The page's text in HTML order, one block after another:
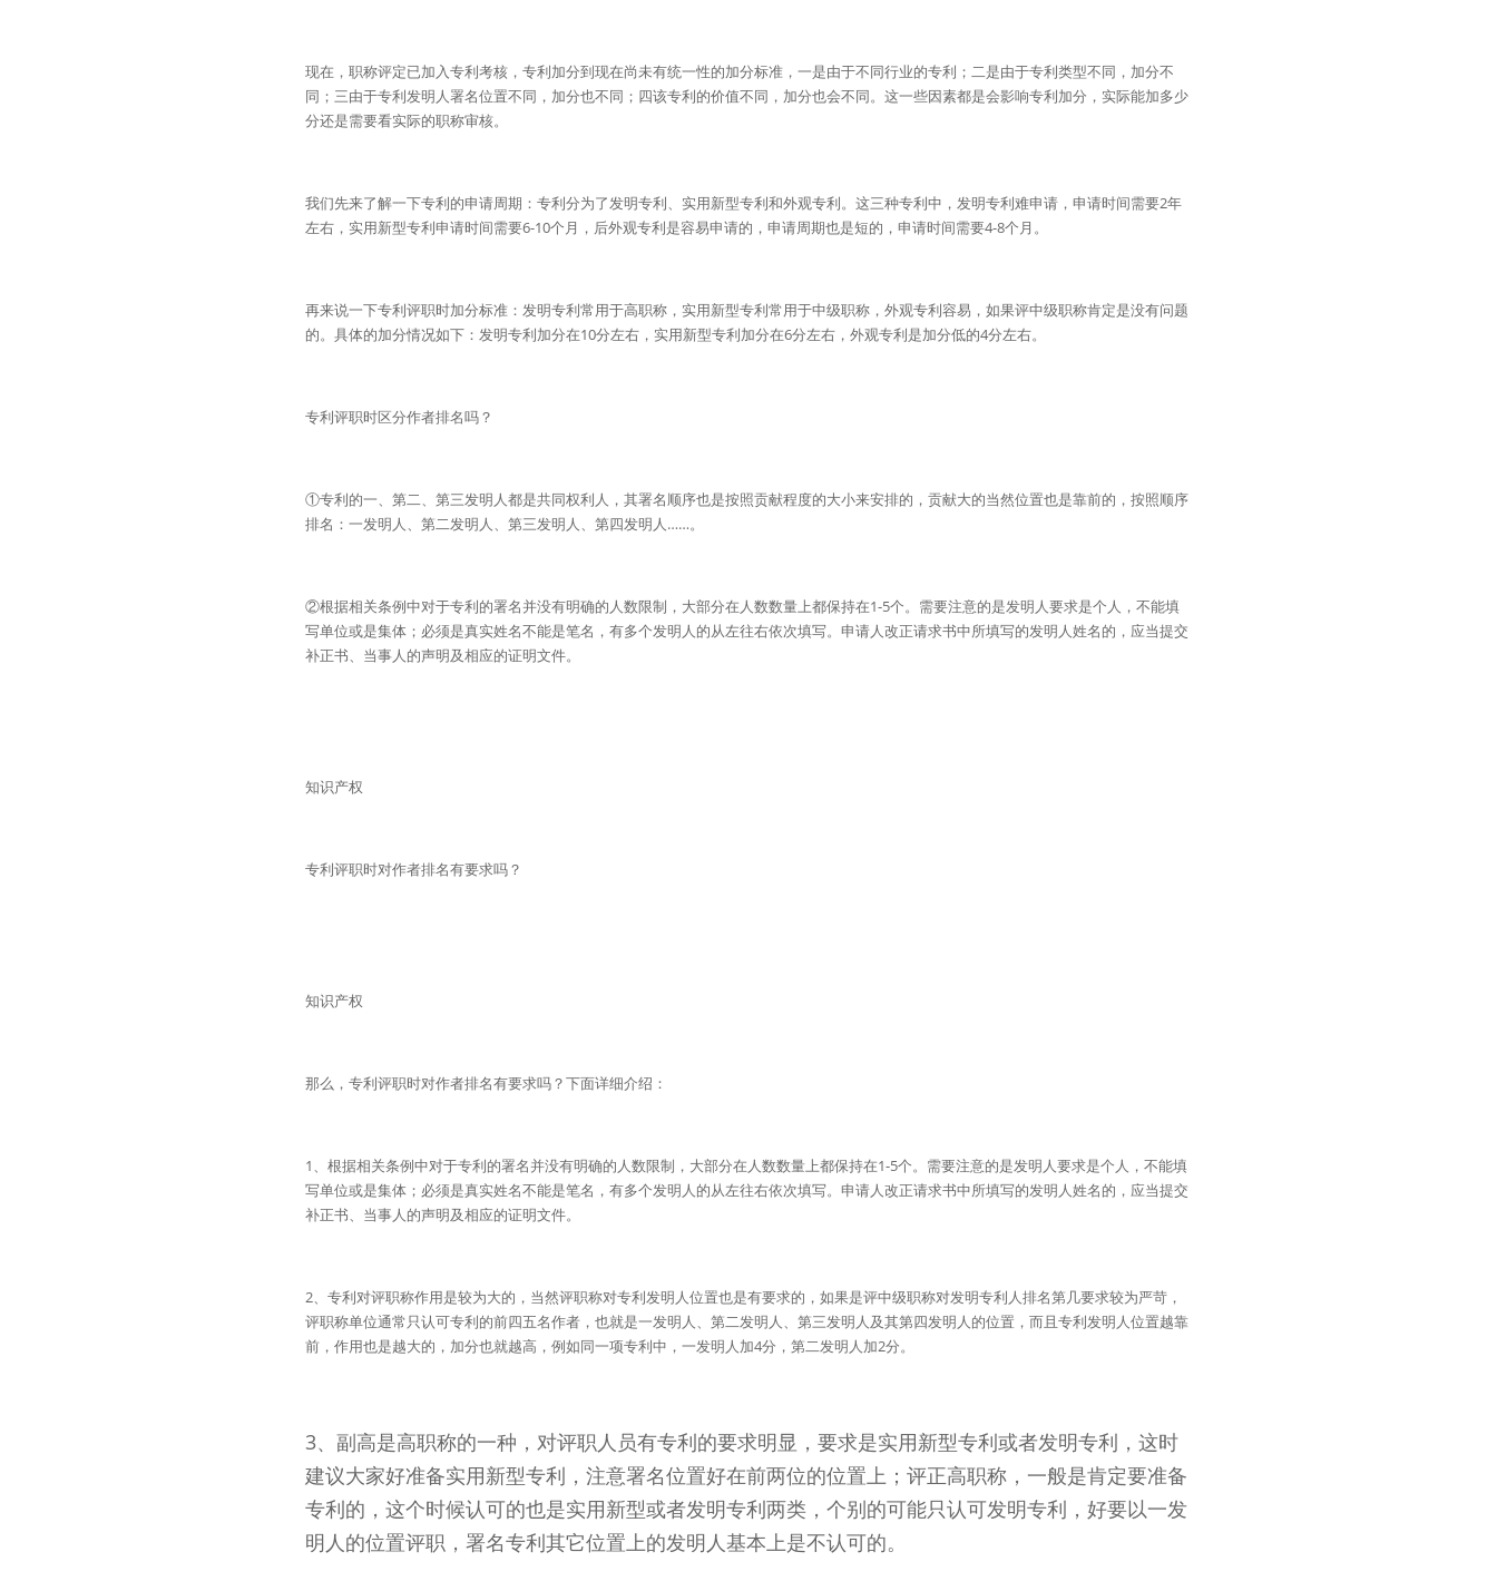
现在，职称评定已加入专利考核，专利加分到现在尚未有统一性的加分标准，一是由于不同行业的专利；二是由于专利类型不同，加分不
同；三由于专利发明人署名位置不同，加分也不同；四该专利的价值不同，加分也会不同。这一些因素都是会影响专利加分，实际能加多少
分还是需要看实际的职称审核。
我们先来了解一下专利的申请周期：专利分为了发明专利、实用新型专利和外观专利。这三种专利中，发明专利难申请，申请时间需要2年
左右，实用新型专利申请时间需要6-10个月，后外观专利是容易申请的，申请周期也是短的，申请时间需要4-8个月。
再来说一下专利评职时加分标准：发明专利常用于高职称，实用新型专利常用于中级职称，外观专利容易，如果评中级职称肯定是没有问题
的。具体的加分情况如下：发明专利加分在10分左右，实用新型专利加分在6分左右，外观专利是加分低的4分左右。
专利评职时区分作者排名吗？
①专利的一、第二、第三发明人都是共同权利人，其署名顺序也是按照贡献程度的大小来安排的，贡献大的当然位置也是靠前的，按照顺序
排名：一发明人、第二发明人、第三发明人、第四发明人……。
②根据相关条例中对于专利的署名并没有明确的人数限制，大部分在人数数量上都保持在1-5个。需要注意的是发明人要求是个人，不能填
写单位或是集体；必须是真实姓名不能是笔名，有多个发明人的从左往右依次填写。申请人改正请求书中所填写的发明人姓名的，应当提交
补正书、当事人的声明及相应的证明文件。
知识产权
专利评职时对作者排名有要求吗？
知识产权
那么，专利评职时对作者排名有要求吗？下面详细介绍：
1、根据相关条例中对于专利的署名并没有明确的人数限制，大部分在人数数量上都保持在1-5个。需要注意的是发明人要求是个人，不能填
写单位或是集体；必须是真实姓名不能是笔名，有多个发明人的从左往右依次填写。申请人改正请求书中所填写的发明人姓名的，应当提交
补正书、当事人的声明及相应的证明文件。
2、专利对评职称作用是较为大的，当然评职称对专利发明人位置也是有要求的，如果是评中级职称对发明专利人排名第几要求较为严苛，
评职称单位通常只认可专利的前四五名作者，也就是一发明人、第二发明人、第三发明人及其第四发明人的位置，而且专利发明人位置越靠
前，作用也是越大的，加分也就越高，例如同一项专利中，一发明人加4分，第二发明人加2分。
3、副高是高职称的一种，对评职人员有专利的要求明显，要求是实用新型专利或者发明专利，这时
建议大家好准备实用新型专利，注意署名位置好在前两位的位置上；评正高职称，一般是肯定要准备
专利的，这个时候认可的也是实用新型或者发明专利两类，个别的可能只认可发明专利，好要以一发
明人的位置评职，署名专利其它位置上的发明人基本上是不认可的。